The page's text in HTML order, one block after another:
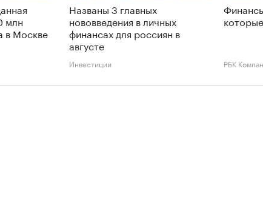
млн
в Москве
Названы 3 главных
нововведения в личных
финансах для россиян в
августе
Инвестиции РБК